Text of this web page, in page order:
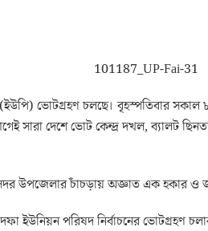
(ইউপি) ভোটগ্রহণ চলছে। বৃহস্পতিবার
সারা দেশে ভোট কেন্দ্র দখল, ব্যালট
উপজেলার চাঁচড়ায় অজ্ঞাত এক হকার ও
দফা ইউনিয়ন পরিষদ নির্বাচনের ভোটগ্রহণ